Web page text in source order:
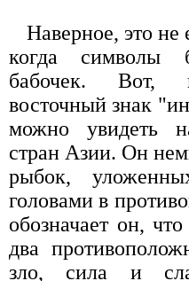
Наверное, это не
когда символы
бабочек. Вот,
восточный знак
можно увидеть
стран Азии. Он
рыбок,
головами в
обозначает он,
два
зло, сила и